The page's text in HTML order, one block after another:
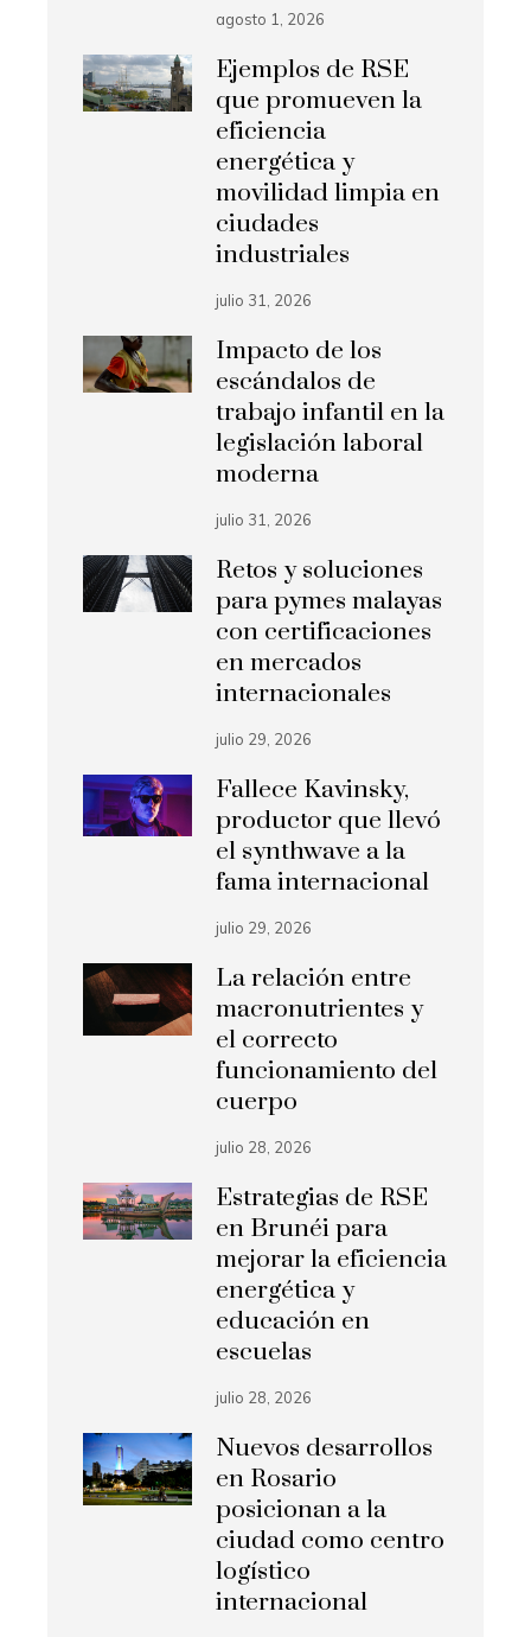
agosto 1, 2026
Ejemplos de RSE
que promueven la
eficiencia
energética y
movilidad limpia en
ciudades
industriales
julio 31, 2026
Impacto de los
escándalos de
trabajo infantil en la
legislación laboral
moderna
julio 31, 2026
Retos y soluciones
para pymes malayas
con certificaciones
en mercados
internacionales
julio 29, 2026
Fallece Kavinsky,
productor que llevó
el synthwave a la
fama internacional
julio 29, 2026
La relación entre
macronutrientes y
el correcto
funcionamiento del
cuerpo
julio 28, 2026
Estrategias de RSE
en Brunéi para
mejorar la eficiencia
energética y
educación en
escuelas
julio 28, 2026
Nuevos desarrollos
en Rosario
posicionan a la
ciudad como centro
logístico
internacional